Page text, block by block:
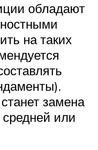
обладают
на таких
замена
или